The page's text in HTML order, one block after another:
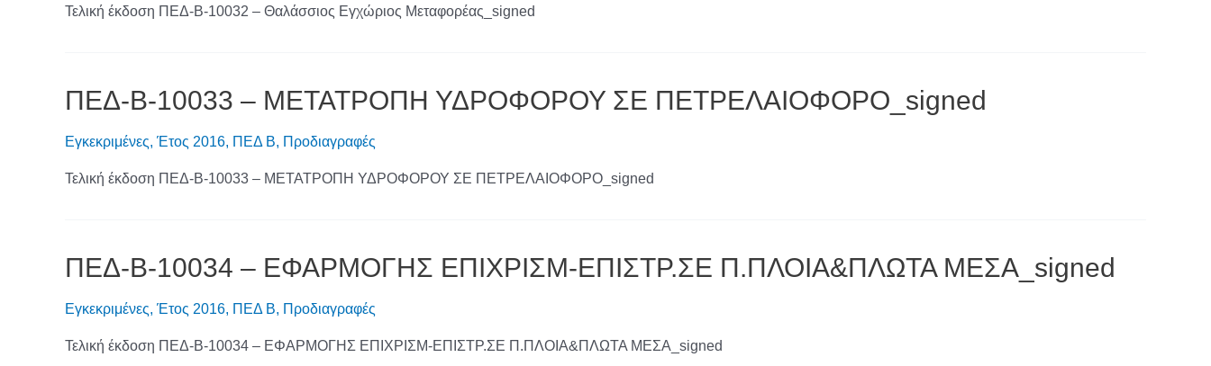
Τελική έκδοση ΠΕΔ-Β-10032 – Θαλάσσιος Εγχώριος Μεταφορέας_signed
ΠΕΔ-Β-10033 – ΜΕΤΑΤΡΟΠΗ ΥΔΡΟΦΟΡΟΥ ΣΕ ΠΕΤΡΕΛAIΟΦΟΡΟ_signed
Εγκεκριμένες, Έτος 2016, ΠΕΔ Β, Προδιαγραφές
Τελική έκδοση ΠΕΔ-Β-10033 – ΜΕΤΑΤΡΟΠΗ ΥΔΡΟΦΟΡΟΥ ΣΕ ΠΕΤΡΕΛAIΟΦΟΡΟ_signed
ΠΕΔ-Β-10034 – ΕΦΑΡΜΟΓΗΣ ΕΠΙΧΡΙΣΜ-ΕΠΙΣΤΡ.ΣΕ Π.ΠΛΟΙΑ&ΠΛΩΤΑ ΜΕΣΑ_signed
Εγκεκριμένες, Έτος 2016, ΠΕΔ Β, Προδιαγραφές
Τελική έκδοση ΠΕΔ-Β-10034 – ΕΦΑΡΜΟΓΗΣ ΕΠΙΧΡΙΣΜ-ΕΠΙΣΤΡ.ΣΕ Π.ΠΛΟΙΑ&ΠΛΩΤΑ ΜΕΣΑ_signed